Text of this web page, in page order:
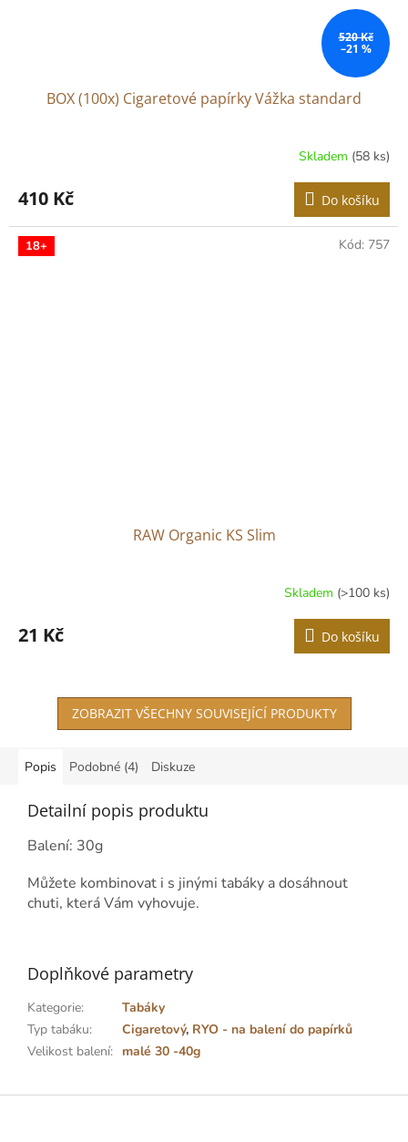
520 Kč
–21 %
BOX (100x) Cigaretové papírky Vážka standard
produktu
je
4,6
Skladem (58 ks)
410 Kč Do košíku
18+
RAW Organic KS Slim
Skladem (>100 ks)
21 Kč Do košíku
Kód: 757
ZOBRAZIT VŠECHNY SOUVISEJÍCÍ PRODUKTY
Popis Podobné (4) Diskuze
Detailní popis produktu
Balení: 30g
Můžete kombinovat i s jinými tabáky a dosáhnout
chuti, která Vám vyhovuje.
Doplňkové parametry
Kategorie:
Tabáky
Typ tabáku: Cigaretový, RYO - na balení do papírků
Velikost balení: malé 30 -40g
Z